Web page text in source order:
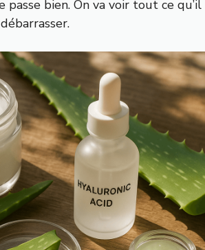
passe bien. On va voir tout ce qu’il